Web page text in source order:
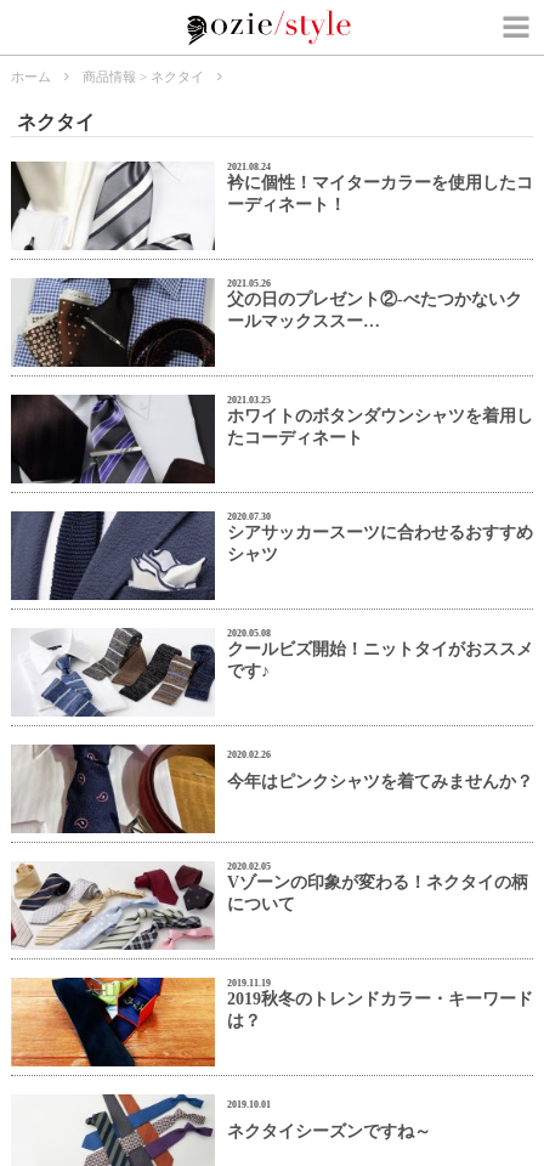
ホーム 商品情報 > ネクタイ
ネクタイ
2021.08.24
衿に個性！マイターカラーを使用したコ
ーディネート！
2021.05.26
父の日のプレゼント②-べたつかないク
ールマックススー…
2021.03.25
ホワイトのボタンダウンシャツを着用し
たコーディネート
2020.07.30
シアサッカースーツに合わせるおすすめ
シャツ
2020.05.08
クールビズ開始！ニットタイがおススメ
です♪
2020.02.26
今年はピンクシャツを着てみませんか？
2020.02.05
Vゾーンの印象が変わる！ネクタイの柄
について
2019.11.19
2019秋冬のトレンドカラー・キーワード
は？
2019.10.01
ネクタイシーズンですね～